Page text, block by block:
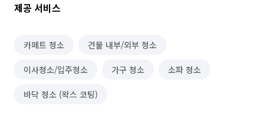
제공 서비스
카페트 청소 건물 내부/외부 청소
이사청소/입주청소 가구 청소 소파 청소
바닥 청소 (왁스 코팅)